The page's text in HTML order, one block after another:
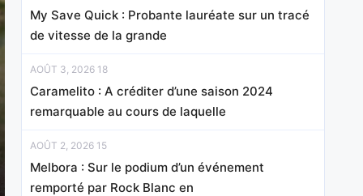
My Save Quick : Probante lauréate sur un tracé
de vitesse de la grande
AOÛT 3, 2026 18
Caramelito : A créditer d’une saison 2024
remarquable au cours de laquelle
AOÛT 2, 2026 15
Melbora : Sur le podium d’un événement
remporté par Rock Blanc en